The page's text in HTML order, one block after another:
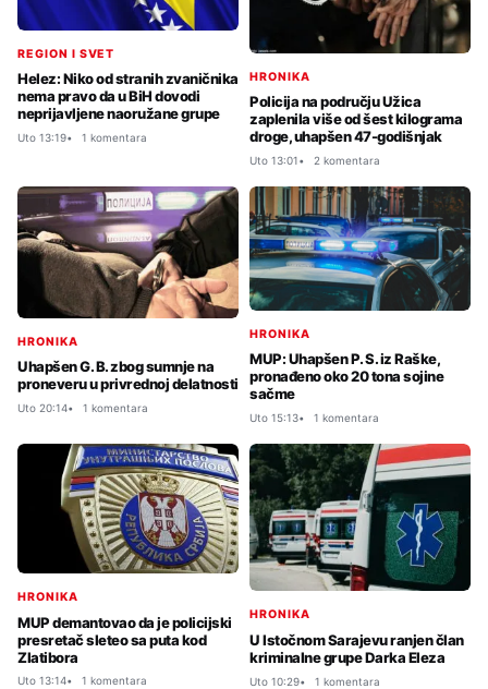
REGION I SVET
Helez: Niko od stranih zvaničnika
nema pravo da u BiH dovodi
neprijavljene naoružane grupe
Uto 13:19 1 komentara
HRONIKA
Policija na području Užica
zaplenila više od šest kilograma
droge, uhapšen 47-godišnjak
Uto 13:01 2 komentara
HRONIKA
Uhapšen G. B. zbog sumnje na
proneveru u privrednoj delatnosti
Uto 20:14 1 komentara
HRONIKA
MUP: Uhapšen P. S. iz Raške,
pronađeno oko 20 tona sojine
sačme
Uto 15:13 1 komentara
HRONIKA
MUP demantovao da je policijski
presretač sleteo sa puta kod
Zlatibora
Uto 13:14 1 komentara
HRONIKA
U Istočnom Sarajevu ranjen član
kriminalne grupe Darka Eleza
Uto 10:29 1 komentara